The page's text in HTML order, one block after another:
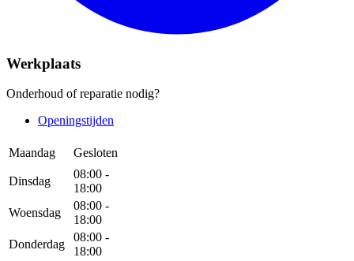
Werkplaats
Onderhoud of reparatie nodig?
Openingstijden
Maandag Gesloten
Dinsdag
08:00 -
18:00
Woensdag
08:00 -
18:00
Donderdag
08:00 -
18:00